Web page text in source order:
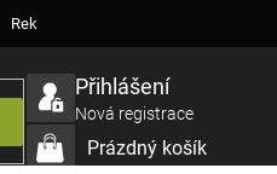
Reklamace zboží
Přihlášení
Nová registrace
NÁKUPNÍ
Prázdný košík